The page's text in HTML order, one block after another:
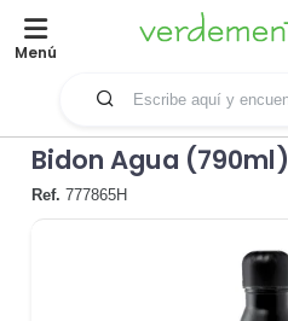
Menú
Bidon Agua (790ml)
Ref. 777865H